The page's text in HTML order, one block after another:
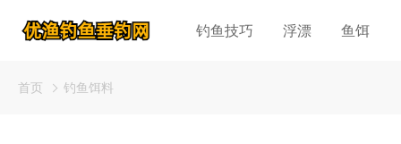
钓鱼技巧 浮漂 鱼饵
首页 钓鱼饵料